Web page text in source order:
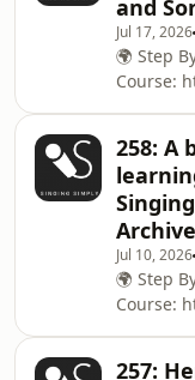
and
Jul 17, 2026
🌍 Step
Course:
258: A
Jul 10, 2026
🌍 Step
Course:
257: